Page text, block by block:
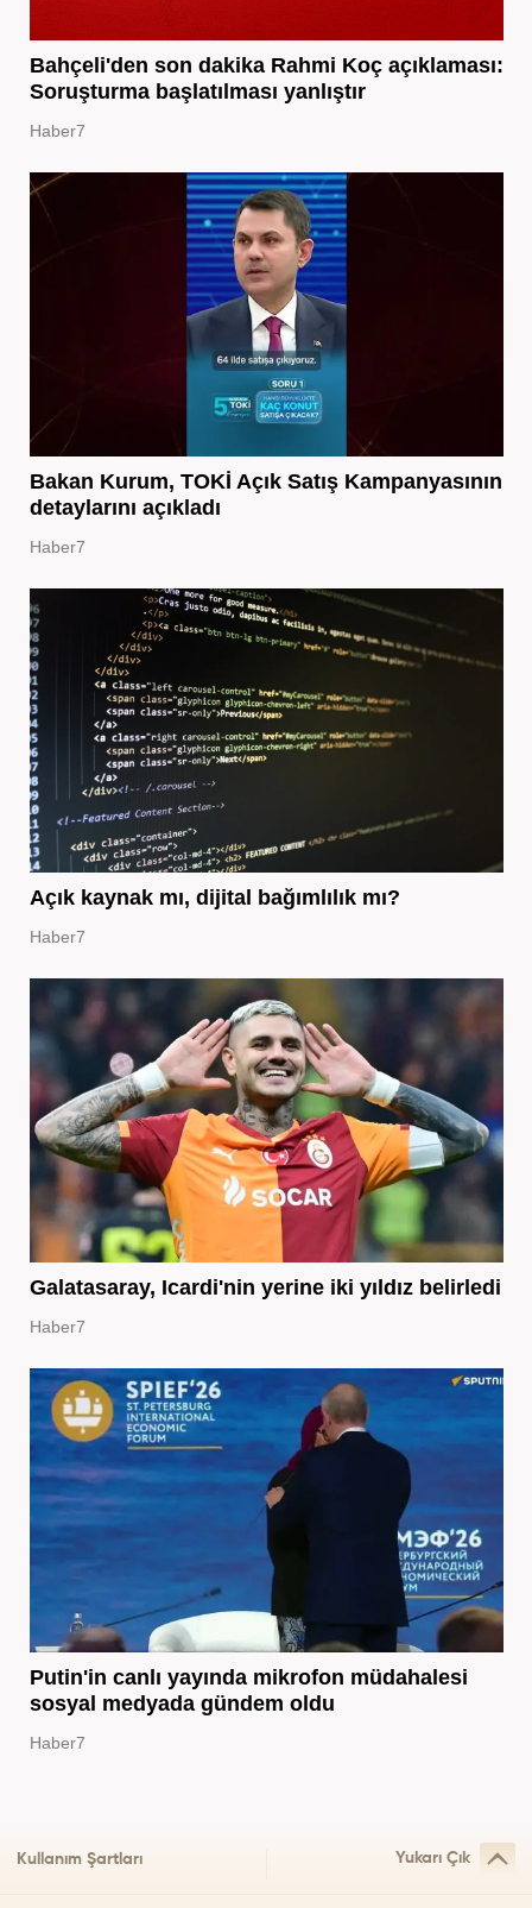
Bahçeli'den son dakika Rahmi Koç açıklaması:
Soruşturma başlatılması yanlıştır
Haber7
Bakan Kurum, TOKİ Açık Satış Kampanyasının
detaylarını açıkladı
Haber7
Açık kaynak mı, dijital bağımlılık mı?
Haber7
Galatasaray, Icardi'nin yerine iki yıldız belirledi
Haber7
Putin'in canlı yayında mikrofon müdahalesi
sosyal medyada gündem oldu
Haber7
Kullanım Şartları Yukarı Çık